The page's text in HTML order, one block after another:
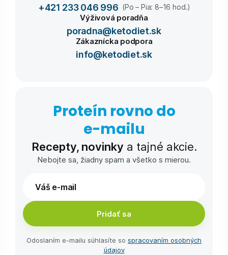
+421 233 046 996 (Po – Pia: 8–16 hod.)
Výživová poradňa
poradna@ketodiet.sk
Zákaznícka podpora
info@ketodiet.sk
Proteín rovno do
e-⁠mailu
Recepty, novinky a tajné akcie.
Nebojte sa, žiadny spam a všetko s mierou.
Pridať sa
Odoslaním e-⁠mailu súhlasíte so spracovaním osobných
údajov